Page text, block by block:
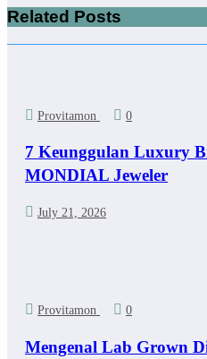
Related Posts
Provitamon 0
7 Keunggulan Luxury
MONDIAL Jeweler
July 21, 2026
Provitamon 0
Mengenal Lab Grown